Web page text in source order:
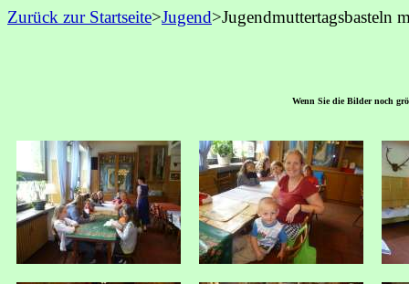
Zurück zur Startseite>Jugend>Jugendmuttertagsbasteln
Wenn Sie die Bilder noch